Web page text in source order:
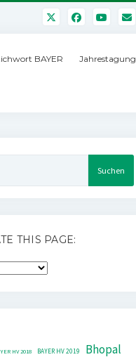
BAYER Jahrestagung
THIS PAGE:
HV 2018 BAYER HV 2019 Bhopal